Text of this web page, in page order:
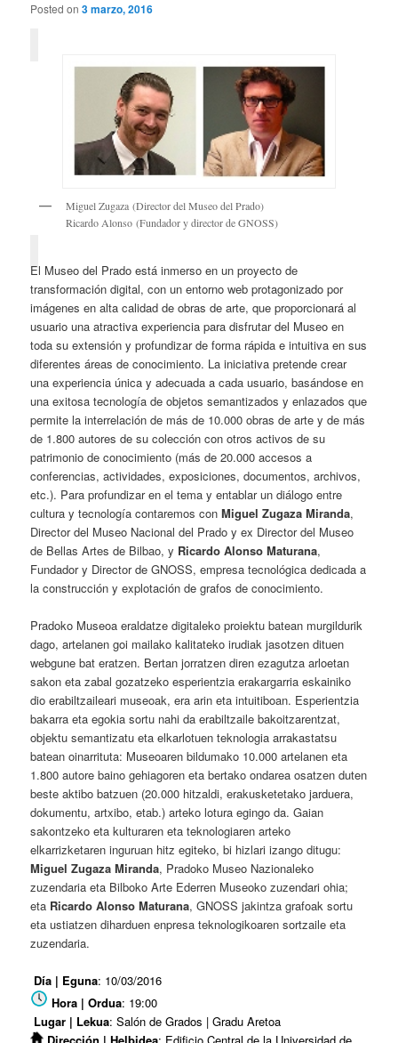
Posted on3 marzo, 2016
Miguel Zugaza (Director del Museo del Prado)
Ricardo Alonso (Fundador y director de GNOSS)
El Museo del Prado está inmerso en un proyecto de
transformación digital, con un entorno web protagonizado por
imágenes en alta calidad de obras de arte, que proporcionará al
usuario una atractiva experiencia para disfrutar del Museo en
toda su extensión y profundizar de forma rápida e intuitiva en sus
diferentes áreas de conocimiento. La iniciativa pretende crear
una experiencia única y adecuada a cada usuario, basándose en
una exitosa tecnología de objetos semantizados y enlazados que
permite la interrelación de más de 10.000 obras de arte y de más
de 1.800 autores de su colección con otros activos de su
patrimonio de conocimiento (más de 20.000 accesos a
conferencias, actividades, exposiciones, documentos, archivos,
etc.). Para profundizar en el tema y entablar un diálogo entre
cultura y tecnología contaremos conMiguel Zugaza Miranda,
Director del Museo Nacional del Prado y ex Director del Museo
de Bellas Artes de Bilbao, y Ricardo Alonso Maturana,
Fundador y Director de GNOSS, empresa tecnológica dedicada a
la construcción y explotación de grafos de conocimiento.
Pradoko Museoa eraldatze digitaleko proiektu batean murgildurik
dago, artelanen goi mailako kalitateko irudiak jasotzen dituen
webgune bat eratzen. Bertan jorratzen diren ezagutza arloetan
sakon eta zabal gozatzeko esperientzia erakargarria eskainiko
dio erabiltzaileari museoak, era arin eta intuitiboan. Esperientzia
bakarra eta egokia sortu nahi da erabiltzaile bakoitzarentzat,
objektu semantizatu eta elkarlotuen teknologia arrakastatsu
batean oinarrituta: Museoaren bildumako 10.000 artelanen eta
1.800 autore baino gehiagoren eta bertako ondarea osatzen duten
beste aktibo batzuen (20.000 hitzaldi, erakusketetako jarduera,
dokumentu, artxibo, etab.) arteko lotura egingo da. Gaian
sakontzeko eta kulturaren eta teknologiaren arteko
elkarrizketaren inguruan hitz egiteko, bi hizlari izango ditugu:
Miguel Zugaza Miranda, Pradoko Museo Nazionaleko
zuzendaria eta Bilboko Arte Ederren Museoko zuzendari ohia;
eta Ricardo Alonso Maturana, GNOSS jakintza grafoak sortu
eta ustiatzen diharduen enpresa teknologikoaren sortzaile eta
zuzendaria.
Día | Eguna: 10/03/2016
Hora | Ordua: 19:00
Lugar | Lekua: Salón de Grados | Gradu Aretoa